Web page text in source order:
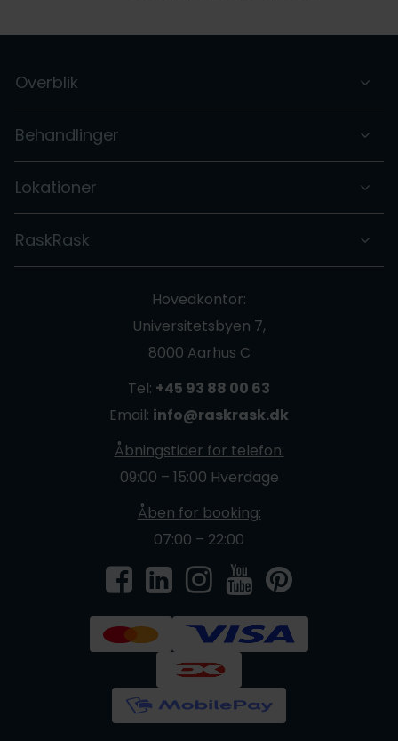
Overblik
Behandlinger
Lokationer
RaskRask
Hovedkontor:
Universitetsbyen 7,
8000 Aarhus C
Tel: +45 93 88 00 63
Email: info@raskrask.dk
Åbningstider for telefon:
09:00 – 15:00 Hverdage
Åben for booking:
07:00 – 22:00